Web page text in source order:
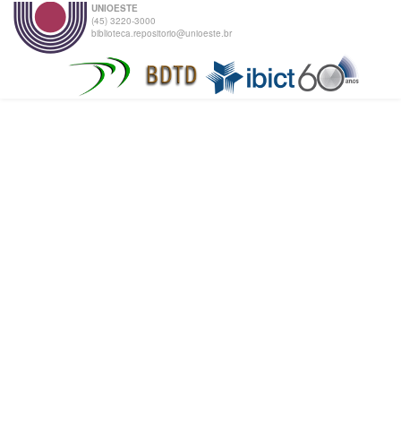
UNIOESTE
(45) 3220-3000
biblioteca.repositorio@unioeste.br